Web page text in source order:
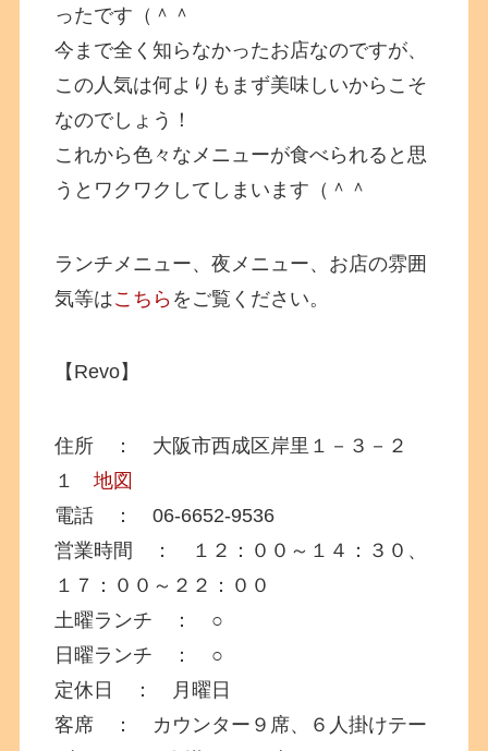
ったです（＾＾
今まで全く知らなかったお店なのですが、
この人気は何よりもまず美味しいからこそ
なのでしょう！
これから色々なメニューが食べられると思
うとワクワクしてしまいます（＾＾
ランチメニュー、夜メニュー、お店の雰囲
気等はこちら をご覧ください。
【Revo】
住所 ： 大阪市西成区岸里１－３－２
１地図
電話 ： 06-6652-9536
営業時間 ： １２：００～１４：３０、
１７：００～２２：００
土曜ランチ ： ○
日曜ランチ ： ○
定休日 ： 月曜日
客席 ： カウンター９席、６人掛けテー